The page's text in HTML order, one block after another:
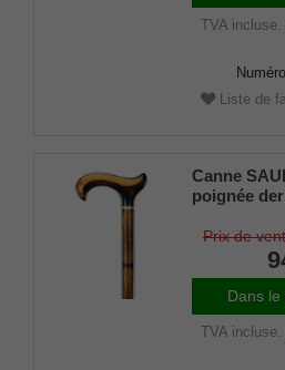
TVA incluse.
Liste de
Canne
poignée
faconé
montée
de hêtre,
tampons
94 cm
Prix de
Dans
TVA incluse.